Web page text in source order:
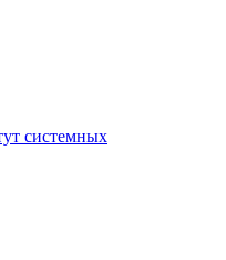
системных